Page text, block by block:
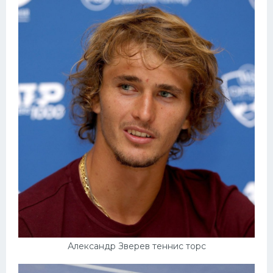
Александр Зверев теннис торс